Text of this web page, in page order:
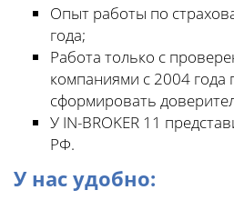
Опыт работы по
года;
Работа только с
компаниями с 2004 года
сформировать
У IN-BROKER 11
РФ.
У нас удобно: